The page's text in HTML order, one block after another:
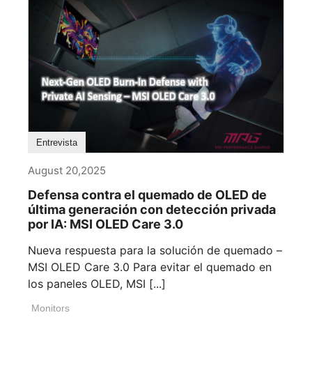
Entrevista
August 20,2025
Defensa contra el quemado de OLED de
última generación con detección privada
por IA: MSI OLED Care 3.0
Nueva respuesta para la solución de quemado –
MSI OLED Care 3.0 Para evitar el quemado en
los paneles OLED, MSI [...]
Monitors